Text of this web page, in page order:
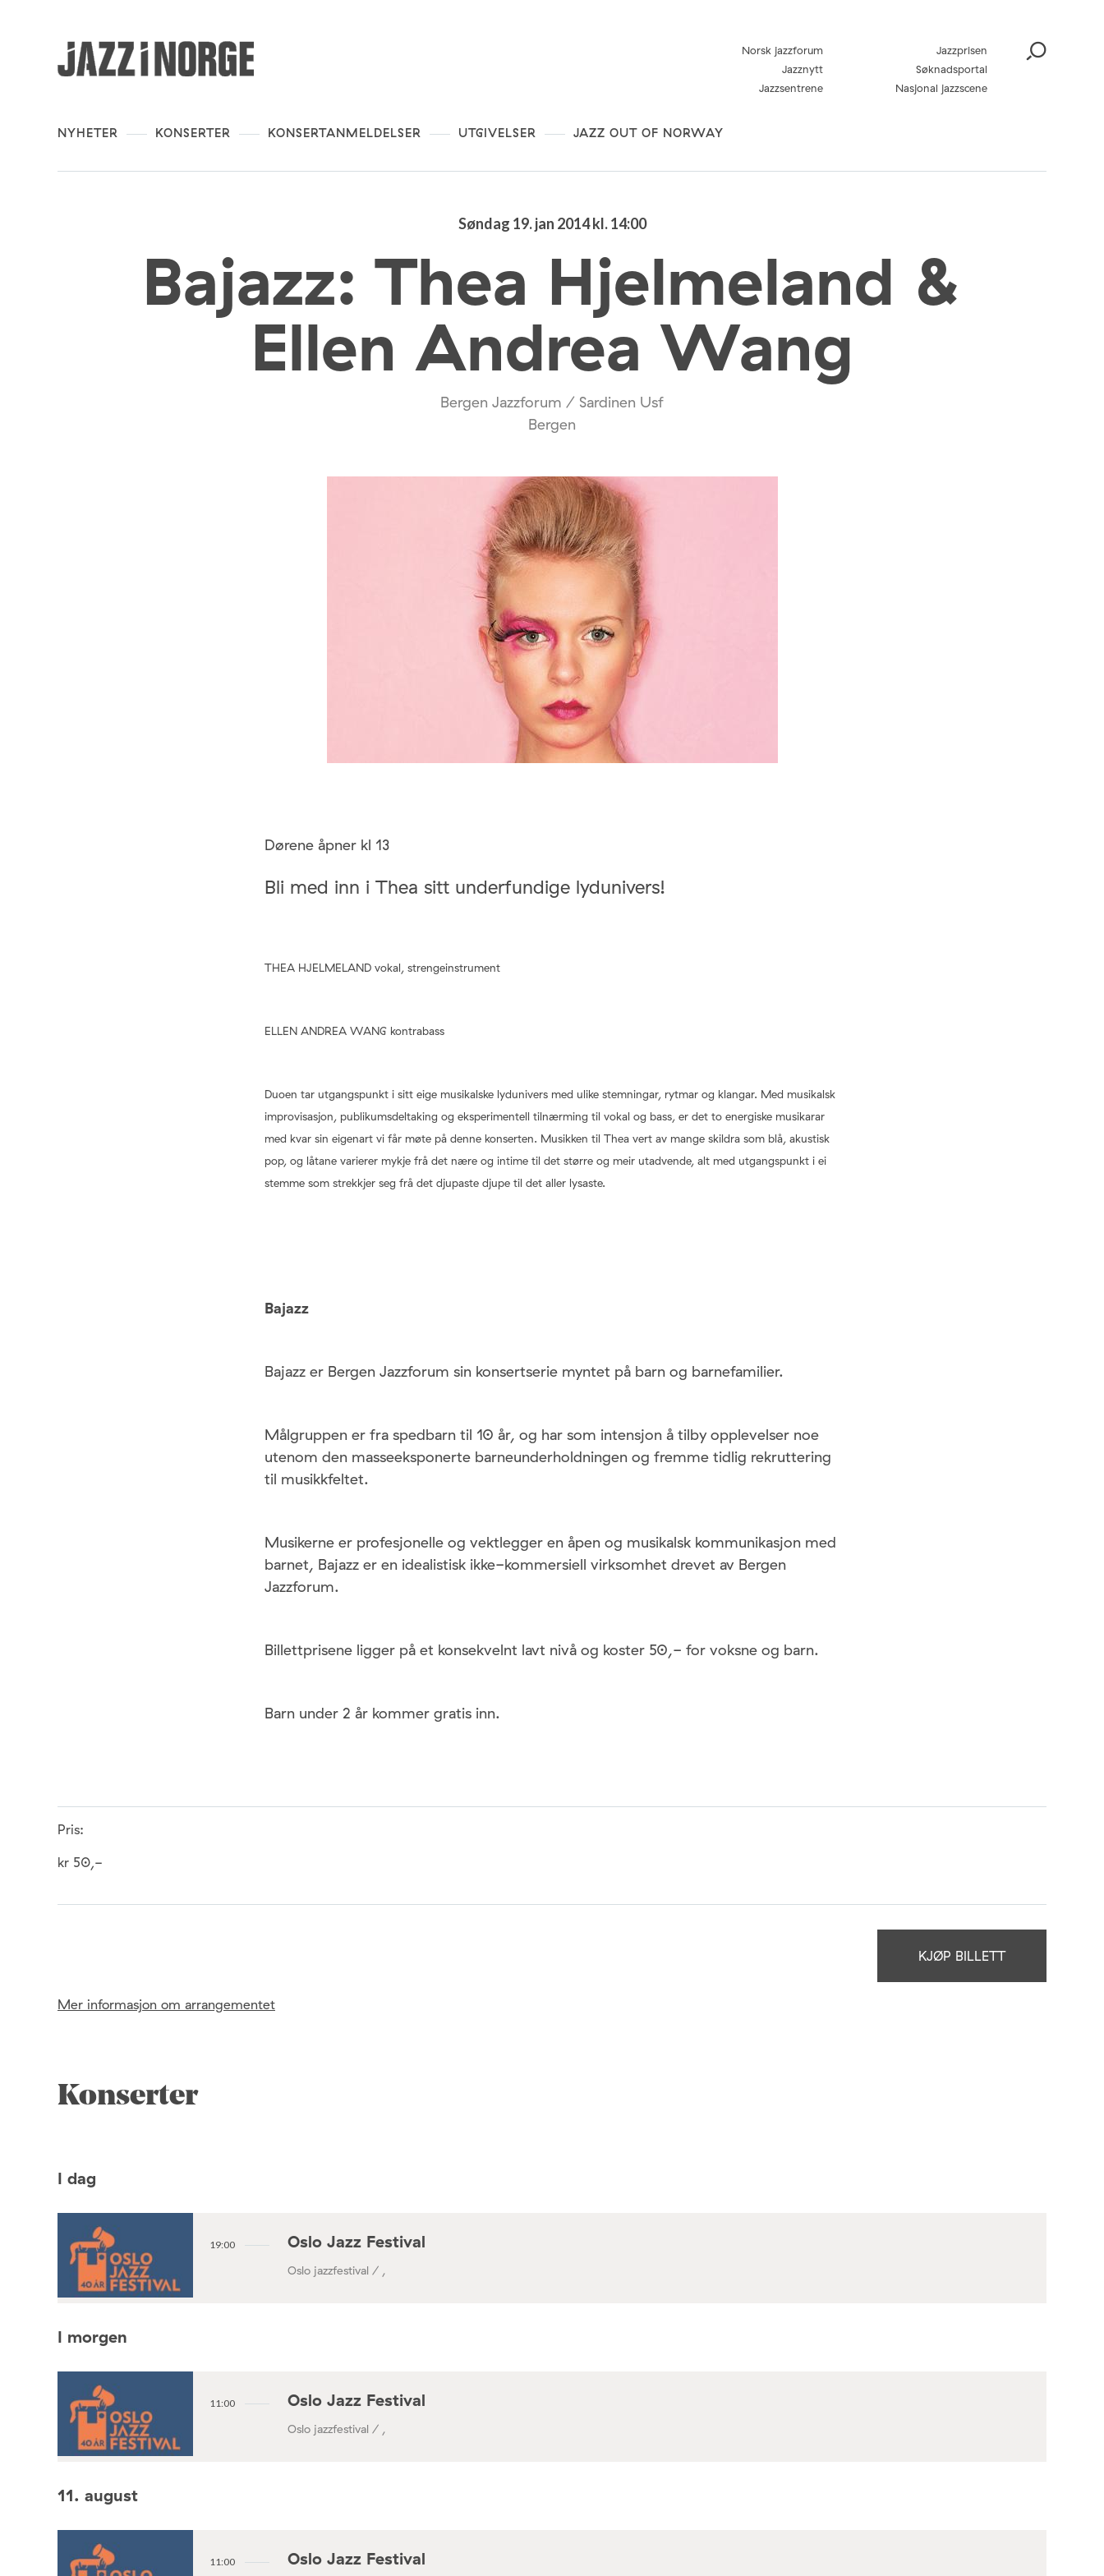
NYHETER KONSERTER KONSERTANMELDELSER UTGIVELSER JAZZ OUT OF NORWAY
Norsk jazzforum
Jazzprisen
Jazznytt
Søknadsportal
Jazzsentrene
Nasjonal jazzscene
Søndag 19. jan 2014 kl. 14:00
Bajazz: Thea Hjelmeland &
Ellen Andrea Wang
Bergen Jazzforum / Sardinen Usf
Bergen
Dørene åpner kl 13
Bli med inn i Thea sitt underfundige lydunivers!
THEA HJELMELAND vokal, strengeinstrument
ELLEN ANDREA WANG kontrabass
Duoen tar utgangspunkt i sitt eige musikalske lydunivers med ulike stemningar, rytmar og klangar. Med musikalsk
improvisasjon, publikumsdeltaking og eksperimentell tilnærming til vokal og bass, er det to energiske musikarar
med kvar sin eigenart vi får møte på denne konserten. Musikken til Thea vert av mange skildra som blå, akustisk
pop, og låtane varierer mykje frå det nære og intime til det større og meir utadvende, alt med utgangspunkt i ei
stemme som strekkjer seg frå det djupaste djupe til det aller lysaste.
Bajazz
Bajazz er Bergen Jazzforum sin konsertserie myntet på barn og barnefamilier.
Målgruppen er fra spedbarn til 10 år, og har som intensjon å tilby opplevelser noe
utenom den masseeksponerte barneunderholdningen og fremme tidlig rekruttering
til musikkfeltet.
Musikerne er profesjonelle og vektlegger en åpen og musikalsk kommunikasjon med
barnet, Bajazz er en idealistisk ikke-kommersiell virksomhet drevet av Bergen
Jazzforum.
Billettprisene ligger på et konsekvelnt lavt nivå og koster 50,- for voksne og barn.
Barn under 2 år kommer gratis inn.
Pris:
kr 50,-
KJØP BILLETT
Mer informasjon om arrangementet
Konserter
I dag
19:00 Oslo Jazz Festival
Oslo jazzfestival / ,
I morgen
11:00 Oslo Jazz Festival
Oslo jazzfestival / ,
11. august
11:00 Oslo Jazz Festival